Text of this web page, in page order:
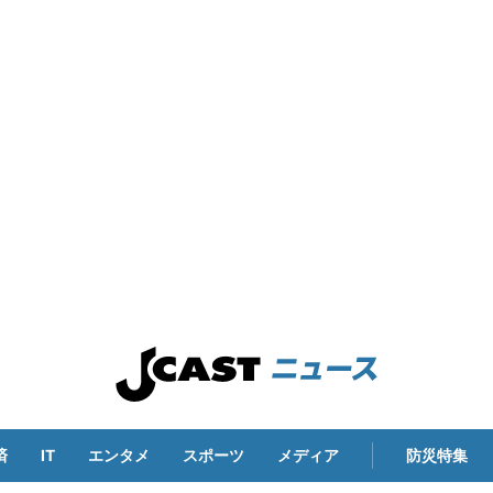
IT エンタメ スポーツ メディア 防災特集